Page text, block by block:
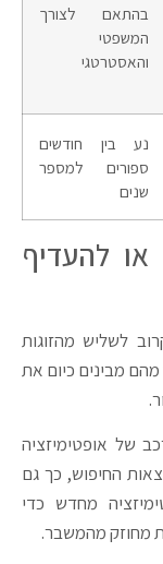
בהתאם לצורך
המשפטי
והאסטרטגי
נע בין חודשים
ספורים למספר
שנים
להעדיף
לשליש מהזוגות
מהם מבינים כיום את
של אופטימיזציה
החיפוש, כך גם
מחדש כדי
מחוזק מהמשבר.